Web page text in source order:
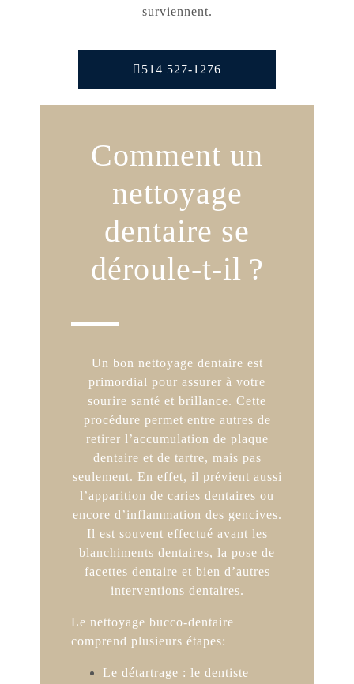
surviennent.
514 527-1276
Comment un
nettoyage
dentaire se
déroule-t-il ?
Un bon nettoyage dentaire est
primordial pour assurer à votre
sourire santé et brillance. Cette
procédure permet entre autres de
retirer l’accumulation de plaque
dentaire et de tartre, mais pas
seulement. En effet, il prévient aussi
l’apparition de caries dentaires ou
encore d’inflammation des gencives.
Il est souvent effectué avant les
blanchiments dentaires, la pose de
facettes dentaire et bien d’autres
interventions dentaires.
Le nettoyage bucco-dentaire
comprend plusieurs étapes:
Le détartrage : le dentiste